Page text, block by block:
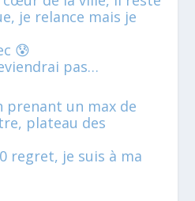
je relance mais je
😰
pas…
prenant un max de
plateau des
regret, je suis à ma